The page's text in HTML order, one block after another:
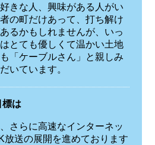
きな人、興味がある人がい
の町だけあって、打ち解け
るかもしれませんが、いっ
とても優しくて温かい土地
「ケーブルさん」と親しみ
いています。
標は
さらに高速なインターネッ
放送の展開を進めております